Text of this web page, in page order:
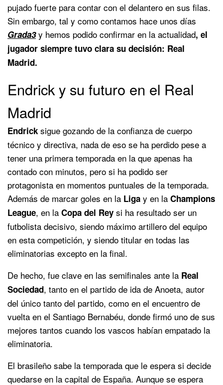
pujado fuerte para contar con el delantero en sus filas.
Sin embargo, tal y como contamos hace unos días
Grada3 y hemos podido confirmar en la actualidad, el
jugador siempre tuvo clara su decisión: Real
Madrid.
Endrick y su futuro en el Real
Madrid
Endrick sigue gozando de la confianza de cuerpo
técnico y directiva, nada de eso se ha perdido pese a
tener una primera temporada en la que apenas ha
contado con minutos, pero si ha podido ser
protagonista en momentos puntuales de la temporada.
Además de marcar goles en la Liga y en la Champions
League, en la Copa del Rey si ha resultado ser un
futbolista decisivo, siendo máximo artillero del equipo
en esta competición, y siendo titular en todas las
eliminatorias excepto en la final.
De hecho, fue clave en las semifinales ante la Real
Sociedad, tanto en el partido de ida de Anoeta, autor
del único tanto del partido, como en el encuentro de
vuelta en el Santiago Bernabéu, donde firmó uno de sus
mejores tantos cuando los vascos habían empatado la
eliminatoria.
El brasileño sabe la temporada que le espera si decide
quedarse en la capital de España. Aunque se espera